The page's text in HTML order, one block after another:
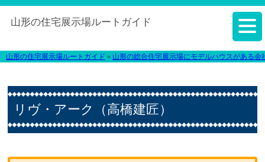
山形の住宅展示場ルートガイド
山形の住宅展示場ルートガイド » 山形の総合住宅展示場にモデルハウスがある会
リヴ・アーク（高橋建匠）